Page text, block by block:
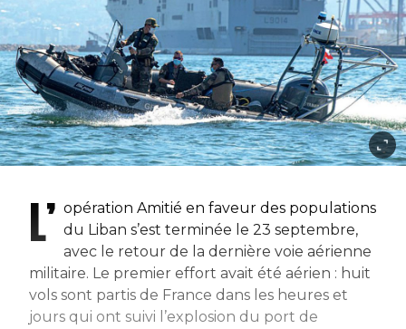
L’ opération Amitié en faveur des populations
du Liban s’est terminée le 23 septembre,
avec le retour de la dernière voie aérienne
militaire. Le premier effort avait été aérien : huit
vols sont partis de France dans les heures et
jours qui ont suivi l’explosion du port de